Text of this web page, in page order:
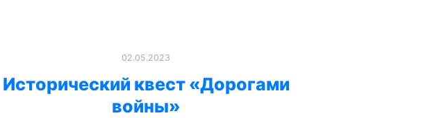
02.05.2023
Исторический квест «Дорогами
войны»